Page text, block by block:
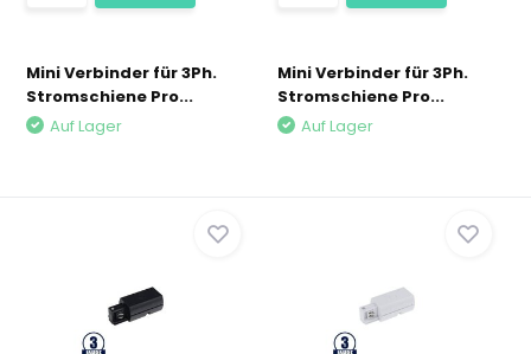
Mini Verbinder für 3Ph.
Stromschiene Pro...
Auf Lager
Mini Verbinder für 3Ph.
Stromschiene Pro...
Auf Lager